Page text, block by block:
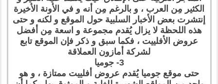
الكثير مِن العرب ، و بالرغم مِن أنه و في الأونة الأخيرة
إنتشرت بعض الأخبار السلبية حول الموقع و لكنه و حتى
هذه اللحظة لا يزال يُقدم مجموعة و اسعة مِن أفضل
عروض الأفلييت ، فكما سبق و ذكر فإن الموقع تابع
لشركة أمازون العملاقة
3- جوميا
حتى موقع جوميا يُقدم عروض أفلييت ممتازة ، و هو